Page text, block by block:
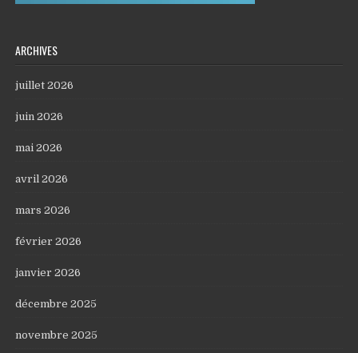
ARCHIVES
juillet 2026
juin 2026
mai 2026
avril 2026
mars 2026
février 2026
janvier 2026
décembre 2025
novembre 2025